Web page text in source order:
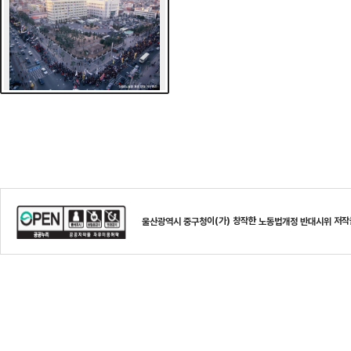
울산광역시 중구청이(가) 창작한노동법개정 반대시위 저